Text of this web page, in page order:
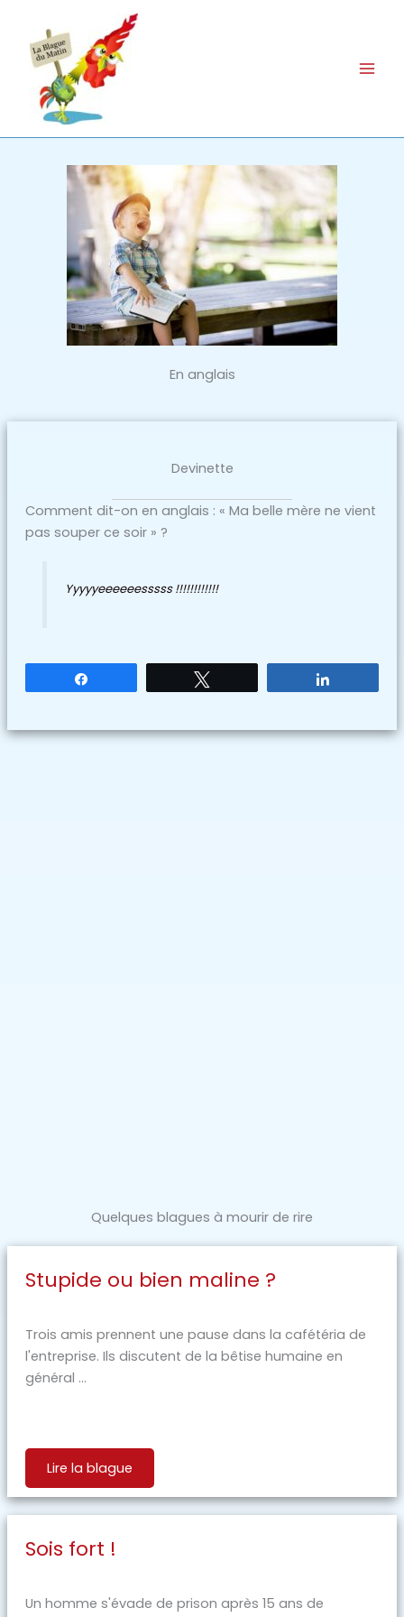
contenu
En anglais
Devinette
Comment dit-on en anglais : « Ma belle mère ne vient
pas souper ce soir » ?
Yyyyyeeeeeesssss !!!!!!!!!!!!
Quelques blagues à mourir de rire
Stupide ou bien maline ?
Trois amis prennent une pause dans la cafétéria de
l'entreprise. Ils discutent de la bêtise humaine en
général ...
Lire la blague
Sois fort !
Un homme s'évade de prison après 15 ans de